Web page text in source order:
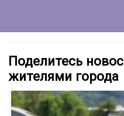
Поделитесь
жителями города